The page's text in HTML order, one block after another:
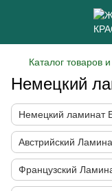
Каталог товаров и
Немецкий
Немецкий ламинат
Австрийский
Французcкий